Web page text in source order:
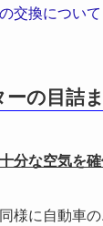
交換について
の目詰
分な空気を
様に自動車